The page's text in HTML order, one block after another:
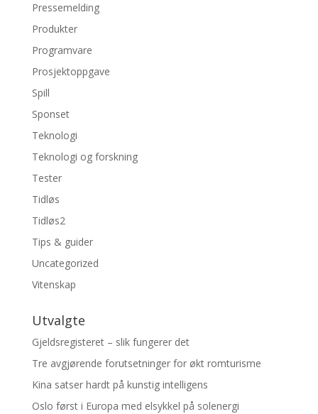
Pressemelding
Produkter
Programvare
Prosjektoppgave
Spill
Sponset
Teknologi
Teknologi og forskning
Tester
Tidløs
Tidløs2
Tips & guider
Uncategorized
Vitenskap
Utvalgte
Gjeldsregisteret – slik fungerer det
Tre avgjørende forutsetninger for økt romturisme
Kina satser hardt på kunstig intelligens
Oslo først i Europa med elsykkel på solenergi